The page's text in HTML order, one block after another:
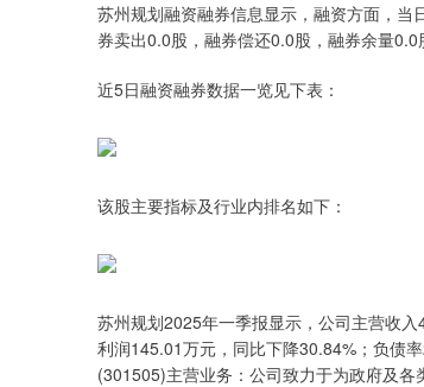
苏州规划融资融券信息显示，融资方面，
券卖出0.0股，融券偿还0.0股，融券余量
近5日融资融券数据一览见下表：
该股主要指标及行业内排名如下：
苏州规划2025年一季报显示，公司主营收
利润145.01万元，同比下降30.84%；负债
(301505)主营业务：公司致力于为政府及